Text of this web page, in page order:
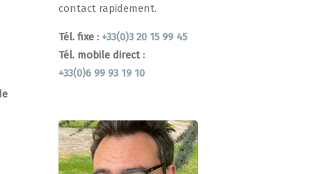
contact rapidement.
Tél. fixe : +33(0)3 20 15 99 45
Tél. mobile direct :
+33(0)6 99 93 19 10